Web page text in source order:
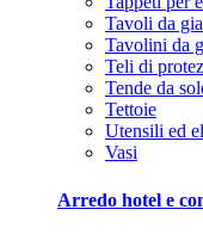
Tavoli da
Tavolini da
Teli di
Tende da
Tettoie
Utensili ed
Vasi
Arredo hotel e